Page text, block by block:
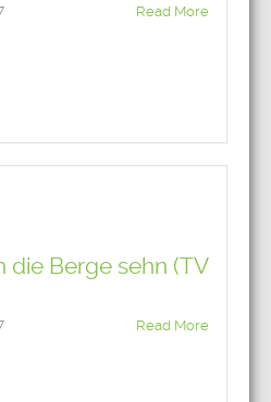
Read More
die Berge sehn (TV
Read More